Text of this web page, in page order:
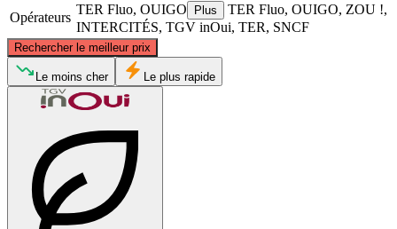
Opérateurs
TER Fluo, OUIGO Plus
TER Fluo, OUIGO, ZOU !,
INTERCITÉS, TGV inOui, TER, SNCF
Rechercher le meilleur prix
Reims
©CARTO, ©OpenStreetMap
Le moins cher Le plus rapide